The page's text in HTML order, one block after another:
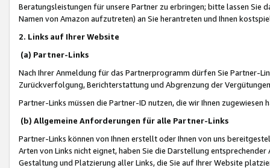
Beratungsleistungen für unsere Partner zu erbringen; bitte lassen Sie
Namen von Amazon aufzutreten) an Sie herantreten und Ihnen
2. Links auf Ihrer Website
(a) Partner-Links
Nach Ihrer Anmeldung für das Partnerprogramm dürfen Sie Partner-
Zurückverfolgung, Berichterstattung und Abgrenzung der
Partner-Links müssen die Partner-ID nutzen, die wir Ihnen zugewiesen
(b) Allgemeine Anforderungen für alle Partner-Links
Partner-Links können von Ihnen erstellt oder Ihnen von uns
Arten von Links nicht eignet, haben Sie die Darstellung
Gestaltung und Platzierung aller Links, die Sie auf Ihrer Website